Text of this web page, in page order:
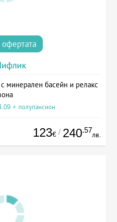
минерален басейн и релакс
+ полупансион
123€ / 240.57
лв.